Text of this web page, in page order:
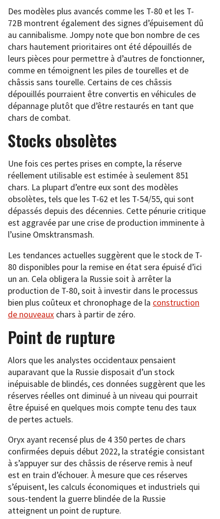
Des modèles plus avancés comme les T-80 et les T-
72B montrent également des signes d’épuisement dû
au cannibalisme. Jompy note que bon nombre de ces
chars hautement prioritaires ont été dépouillés de
leurs pièces pour permettre à d’autres de fonctionner,
comme en témoignent les piles de tourelles et de
châssis sans tourelle. Certains de ces châssis
dépouillés pourraient être convertis en véhicules de
dépannage plutôt que d’être restaurés en tant que
chars de combat.
Stocks obsolètes
Une fois ces pertes prises en compte, la réserve
réellement utilisable est estimée à seulement 851
chars. La plupart d’entre eux sont des modèles
obsolètes, tels que les T-62 et les T-54/55, qui sont
dépassés depuis des décennies. Cette pénurie critique
est aggravée par une crise de production imminente à
l’usine Omsktransmash.
Les tendances actuelles suggèrent que le stock de T-
80 disponibles pour la remise en état sera épuisé d’ici
un an. Cela obligera la Russie soit à arrêter la
production de T-80, soit à investir dans le processus
bien plus coûteux et chronophage de la construction
de nouveaux chars à partir de zéro.
Point de rupture
Alors que les analystes occidentaux pensaient
auparavant que la Russie disposait d’un stock
inépuisable de blindés, ces données suggèrent que les
réserves réelles ont diminué à un niveau qui pourrait
être épuisé en quelques mois compte tenu des taux
de pertes actuels.
Oryx ayant recensé plus de 4 350 pertes de chars
confirmées depuis début 2022, la stratégie consistant
à s’appuyer sur des châssis de réserve remis à neuf
est en train d’échouer. À mesure que ces réserves
s’épuisent, les calculs économiques et industriels qui
sous-tendent la guerre blindée de la Russie
atteignent un point de rupture.